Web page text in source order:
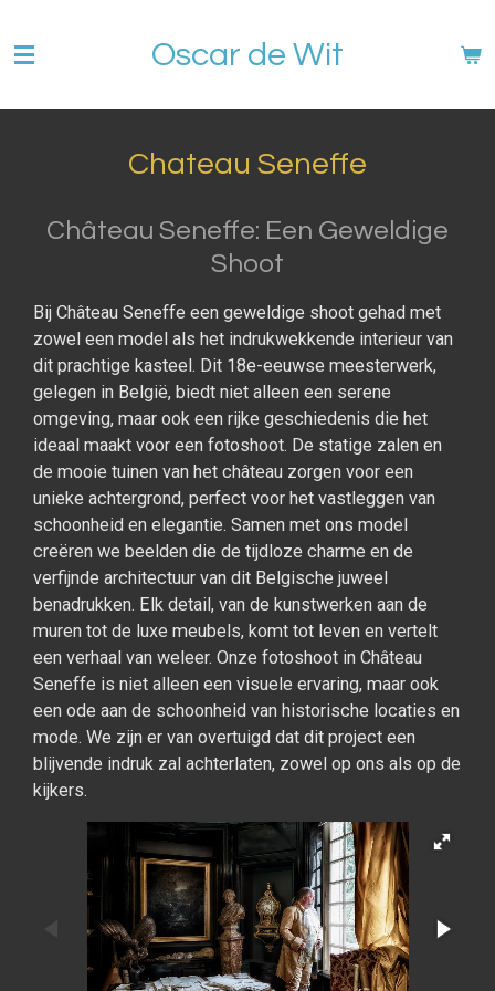
direct
Oscar de Wit
Chateau Seneffe
Château Seneffe: Een Geweldige
Shoot
Bij Château Seneffe een geweldige shoot gehad met
zowel een model als het indrukwekkende interieur van
dit prachtige kasteel. Dit 18e-eeuwse meesterwerk,
gelegen in België, biedt niet alleen een serene
omgeving, maar ook een rijke geschiedenis die het
ideaal maakt voor een fotoshoot. De statige zalen en
de mooie tuinen van het château zorgen voor een
unieke achtergrond, perfect voor het vastleggen van
schoonheid en elegantie. Samen met ons model
creëren we beelden die de tijdloze charme en de
verfijnde architectuur van dit Belgische juweel
benadrukken. Elk detail, van de kunstwerken aan de
muren tot de luxe meubels, komt tot leven en vertelt
een verhaal van weleer. Onze fotoshoot in Château
Seneffe is niet alleen een visuele ervaring, maar ook
een ode aan de schoonheid van historische locaties en
mode. We zijn er van overtuigd dat dit project een
blijvende indruk zal achterlaten, zowel op ons als op de
kijkers.